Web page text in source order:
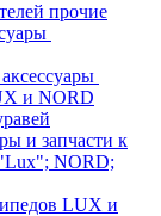
прочие
и NORD
и запчасти к
NORD;
LUX и